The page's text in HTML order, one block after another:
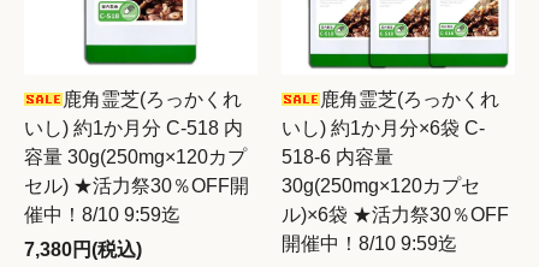
鹿角霊芝(ろっかくれ
いし) 約1か月分 C-518 内
容量 30g(250mg×120カプ
セル) ★活力祭30％OFF開
催中！8/10 9:59迄
7,380円(税込)
鹿角霊芝(ろっかくれ
いし) 約1か月分×6袋 C-
518-6 内容量
30g(250mg×120カプセ
ル)×6袋 ★活力祭30％OFF
開催中！8/10 9:59迄